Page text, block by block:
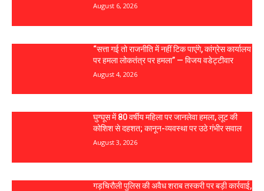
August 6, 2026
“सत्ता गई तो राजनीति में नहीं टिक पाएंगे, कांग्रेस कार्यालय
पर हमला लोकतंत्र पर हमला” — विजय वडेट्टीवार
August 4, 2026
घुग्घूस में 80 वर्षीय महिला पर जानलेवा हमला, लूट की
कोशिश से दहशत; कानून-व्यवस्था पर उठे गंभीर सवाल
August 3, 2026
गड़चिरौली पुलिस की अवैध शराब तस्करी पर बड़ी कार्रवाई,